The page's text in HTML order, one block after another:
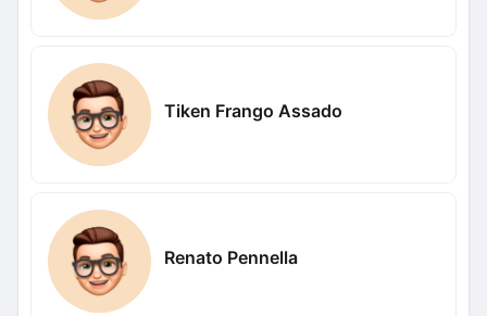
Tiken Frango Assado
Renato Pennella